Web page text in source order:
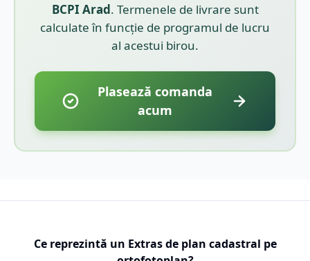
BCPI Arad. Termenele de livrare sunt
calculate în funcție de programul de lucru
al acestui birou.
Plasează comanda
acum
Ce reprezintă un Extras de plan cadastral pe